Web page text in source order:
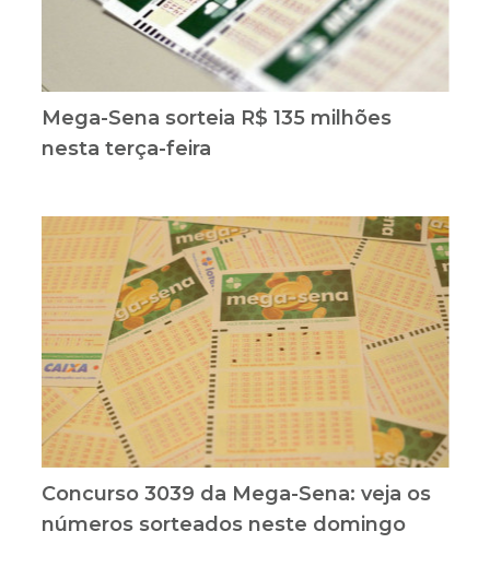
Mega-Sena sorteia R$ 135 milhões
nesta terça-feira
Concurso 3039 da Mega-Sena: veja os
números sorteados neste domingo